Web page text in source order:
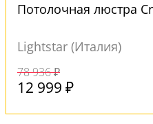
Потолочная люстра
Lightstar (Италия)
78 936 ₽
12 999 ₽